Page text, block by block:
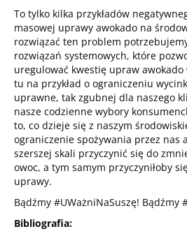
To tylko kilka przykładów
masowej uprawy awokado na
rozwiązać ten problem
rozwiązań systemowych, które
uregulować kwestię upraw
tu na przykład o ograniczeniu
uprawne, tak zgubnej dla naszego
nasze codzienne wybory
to, co dzieje się z naszym
ograniczenie spożywania przez nas
szerszej skali przyczynić się do
owoc, a tym samym przyczyniłoby
uprawy.
Bądźmy #UWażniNaSuszę! Bądźmy
Bibliografia: